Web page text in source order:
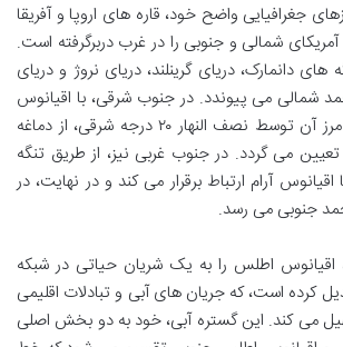
جغرافیایی واضح خود، قاره های اروپا و آفریقا
شمالی و جنوبی را در غرب دربرگرفته است.
دانمارک، دریای گرینلند، دریای نروژ و دریای
شمالی می پیوندد. در جنوب شرقی، با اقیانوس
هند ادغام می شود و مرز آن توسط نصف النهار ۲۰ درجه شرقی، از دماغه
می گردد. در جنوب غربی نیز، از طریق تنگه
اقیانوس آرام ارتباط برقرار می کند و در نهایت، در
جنوبی می رسد.
اقیانوس اطلس را به یک شریان حیاتی در شبکه
کرده است، که جریان های آبی و تبادلات اقلیمی
می کند. این گستره آبی، خود به دو بخش اصلی